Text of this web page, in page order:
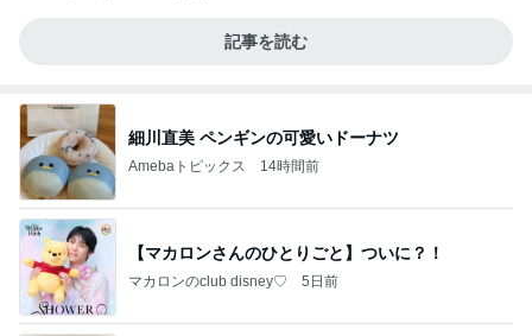
記事を読む
細川直美 ペンギンの可愛いドーナツ
Amebaトピックス 14時間前
【マカロンさんのひとりごと】ついに？！
マカロンのclub disney♡ 5日前